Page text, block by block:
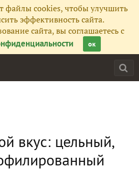
файлы cookies, чтобы улучшить
эффективность сайта.
сайта, вы соглашаетесь с
ок
вкус: цельный,